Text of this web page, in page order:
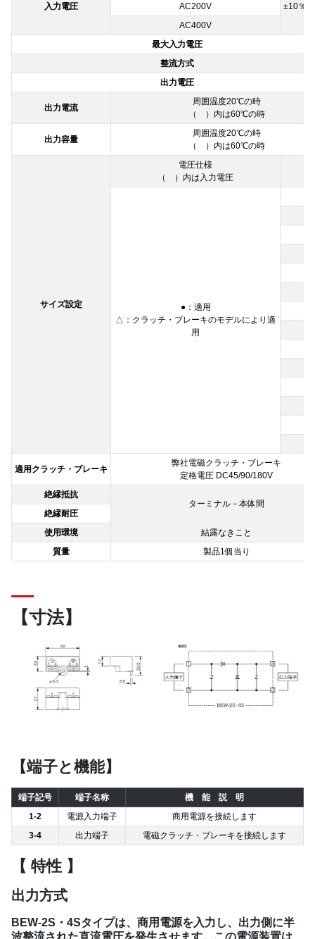
入力電圧
±10％
AC200V
AC400V
最大入力電圧
整流方式
出力電圧
出力電流
周囲温度20℃の時
（ ）内は60℃の時
出力容量
周囲温度20℃の時
（ ）内は60℃の時
サイズ設定
電圧仕様
（ ）内は入力電圧
●：適用
△：クラッチ・ブレーキのモデルにより適
用
適用クラッチ・ブレーキ
弊社電磁クラッチ・ブレーキ
定格電圧 DC45/90/180V
絶縁抵抗
ターミナル－本体間
絶縁耐圧
使用環境
結露なきこと
質量
製品1個当り
【寸法】
【端子と機能】
端子記号 端子名称
機 能 説 明
1-2
電源入力端子
商用電源を接続します
3-4
出力端子 電磁クラッチ・ブレーキを接続します
【 特性 】
出力方式
BEW-2S・4Sタイプは、商用電源を入力し、出力側に半
波整流された直流電圧を発生させます。この電源装置は、